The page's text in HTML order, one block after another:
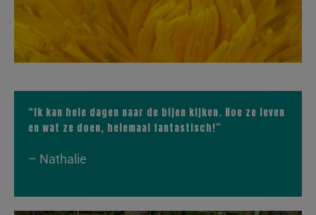
“Ik kan hele dagen naar de bijen kijken. Hoe ze leven
en wat ze doen, helemaal fantastisch!”
– Nathalie